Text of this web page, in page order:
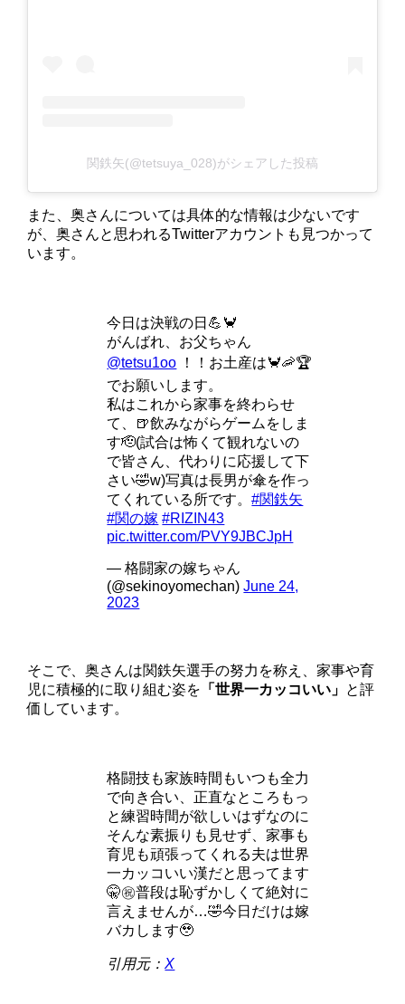
関鉄矢(@tetsuya_028)がシェアした投稿
また、奥さんについては具体的な情報は少ないです
が、奥さんと思われるTwitterアカウントも見つかって
います。
今日は決戦の日💪🦀
がんばれ、お父ちゃん
@tetsu1oo ！！お土産は🦀🦐🏆
でお願いします。
私はこれから家事を終わらせ
て、🍺飲みながらゲームをしま
す🫡(試合は怖くて観れないの
で皆さん、代わりに応援して下
さい🤣w)写真は長男が傘を作っ
てくれている所です。#関鉄矢
#関の嫁 #RIZIN43
pic.twitter.com/PVY9JBCJpH
— 格闘家の嫁ちゃん
(@sekinoyomechan)June 24,
2023
そこで、奥さんは関鉄矢選手の努力を称え、家事や育
児に積極的に取り組む姿を 「世界一カッコいい」 と評
価しています。
格闘技も家族時間もいつも全力
で向き合い、正直なところもっ
と練習時間が欲しいはずなのに
そんな素振りも見せず、家事も
育児も頑張ってくれる夫は世界
一カッコいい漢だと思ってます
🤫㊗️普段は恥ずかしくて絶対に
言えませんが…🤣今日だけは嫁
バカします🥹
引用元：X